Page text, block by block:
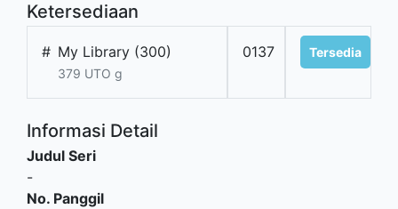
Ketersediaan
# My Library (300)
379 UTO g
0137 Tersedia
Informasi Detail
Judul Seri
-
No. Panggil